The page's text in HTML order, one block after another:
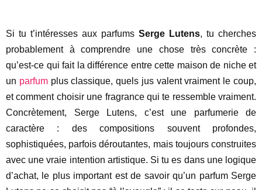
Si tu t’intéresses aux parfums Serge Lutens, tu cherches
probablement à comprendre une chose très concrète :
qu’est-ce qui fait la différence entre cette maison de niche et
un parfumplus classique, quels jus valent vraiment le coup,
et comment choisir une fragrance qui te ressemble vraiment.
Concrètement, Serge Lutens, c’est une parfumerie de
caractère : des compositions souvent profondes,
sophistiquées, parfois déroutantes, mais toujours construites
avec une vraie intention artistique. Si tu es dans une logique
d’achat, le plus important est de savoir qu’un parfum Serge